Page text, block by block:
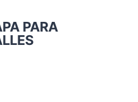
PARA